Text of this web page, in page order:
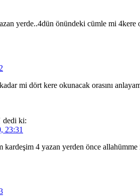
yerde..4dün önündeki cümle mi 4kere
mi dört kere okunacak orasını
dedi ki:
23:31
kardeşim 4 yazan yerden önce